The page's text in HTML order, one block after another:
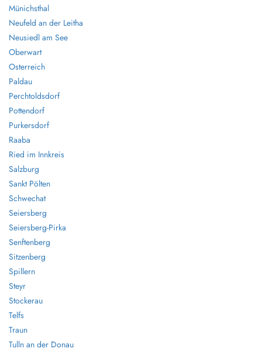
Münichsthal
Neufeld an der Leitha
Neusiedl am See
Oberwart
Osterreich
Paldau
Perchtoldsdorf
Pottendorf
Purkersdorf
Raaba
Ried im Innkreis
Salzburg
Sankt Pölten
Schwechat
Seiersberg
Seiersberg-Pirka
Senftenberg
Sitzenberg
Spillern
Steyr
Stockerau
Telfs
Traun
Tulln an der Donau